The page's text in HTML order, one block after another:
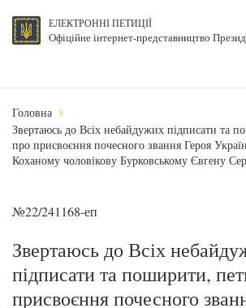
ЕЛЕКТРОННІ ПЕТИЦІЇ
Офіційне інтернет-представництво
Головна
Звертаюсь до Всіх небайдужих підписати та
про присвоєння почесного звання Героя
Коханому чоловікову Бурковському Євгену
№22/241168-еп
Звертаюсь до Всіх
підписати та поширити,
присвоєння почесного